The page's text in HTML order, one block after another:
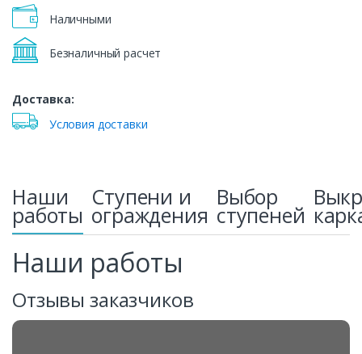
Наличными
Безналичный расчет
Доставка:
Условия доставки
Наши
работы
Ступени и
ограждения
Выбор
ступеней
Наши работы
Отзывы заказчиков